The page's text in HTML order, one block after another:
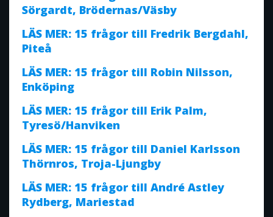
Sörgardt, Brödernas/Väsby
LÄS MER: 15 frågor till Fredrik Bergdahl,
Piteå
LÄS MER: 15 frågor till Robin Nilsson,
Enköping
LÄS MER: 15 frågor till Erik Palm,
Tyresö/Hanviken
LÄS MER: 15 frågor till Daniel Karlsson
Thörnros, Troja-Ljungby
LÄS MER: 15 frågor till André Astley
Rydberg, Mariestad